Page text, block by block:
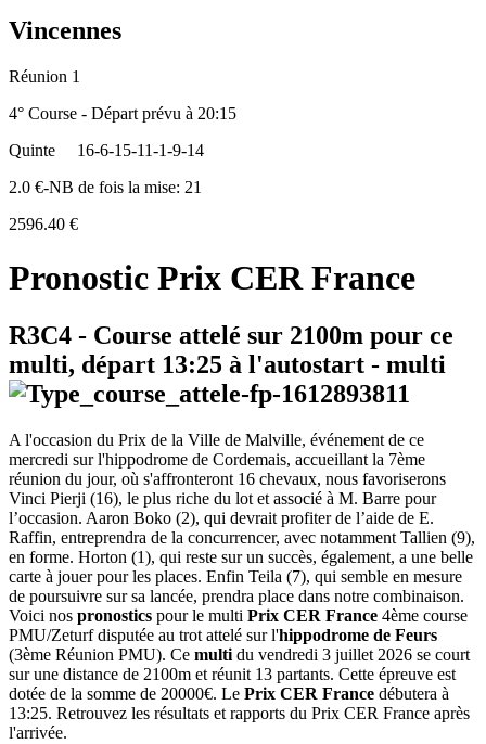
Vincennes
Réunion 1
4° Course - Départ prévu à 20:15
Quinte
16-6-15-11-1-9-14
2.0 €-NB de fois la mise: 21
2596.40 €
Pronostic Prix CER France
R3C4 - Course attelé sur 2100m pour ce
multi, départ 13:25 à l'autostart - multi
A l'occasion du Prix de la Ville de Malville, événement de ce
mercredi sur l'hippodrome de Cordemais, accueillant la 7ème
réunion du jour, où s'affronteront 16 chevaux, nous favoriserons
Vinci Pierji (16), le plus riche du lot et associé à M. Barre pour
l’occasion. Aaron Boko (2), qui devrait profiter de l’aide de E.
Raffin, entreprendra de la concurrencer, avec notamment Tallien (9),
en forme. Horton (1), qui reste sur un succès, également, a une belle
carte à jouer pour les places. Enfin Teila (7), qui semble en mesure
de poursuivre sur sa lancée, prendra place dans notre combinaison.
Voici nos pronostics pour le multi Prix CER France 4ème course
PMU/Zeturf disputée au trot attelé sur l'hippodrome de Feurs
(3ème Réunion PMU). Ce multi du vendredi 3 juillet 2026 se court
sur une distance de 2100m et réunit 13 partants. Cette épreuve est
dotée de la somme de 20000€. Le Prix CER France débutera à
13:25. Retrouvez les résultats et rapports du Prix CER France après
l'arrivée.